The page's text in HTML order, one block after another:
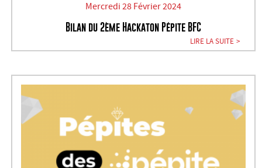
Mercredi 28 Février 2024
Bilan du 2ème Hackaton Pépite BFC
LIRE LA SUITE